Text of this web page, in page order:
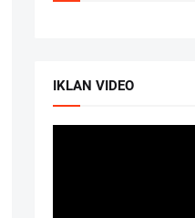
IKLAN VIDEO